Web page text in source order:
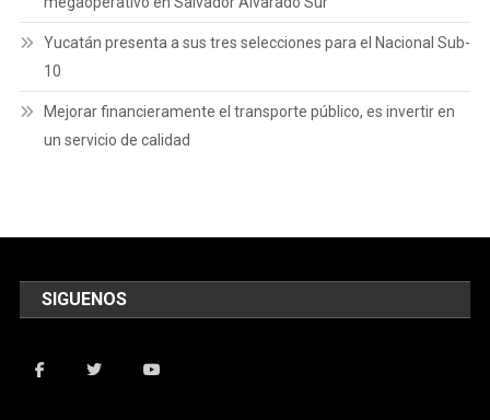
Yucatán presenta a sus tres selecciones para el Nacional Sub-
10
Mejorar financieramente el transporte público, es invertir en
un servicio de calidad
SIGUENOS